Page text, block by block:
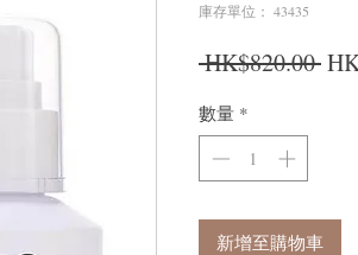
庫存單位： 43435
HK$820.00 一
數量 *
新增至購物車